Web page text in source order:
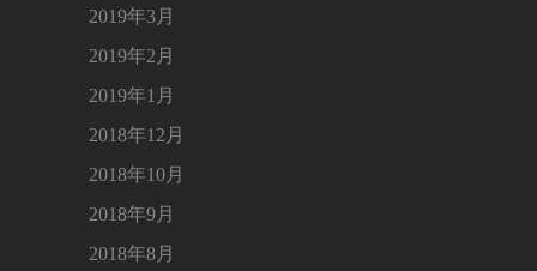
2019年3月
2019年2月
2019年1月
2018年12月
2018年10月
2018年9月
2018年8月